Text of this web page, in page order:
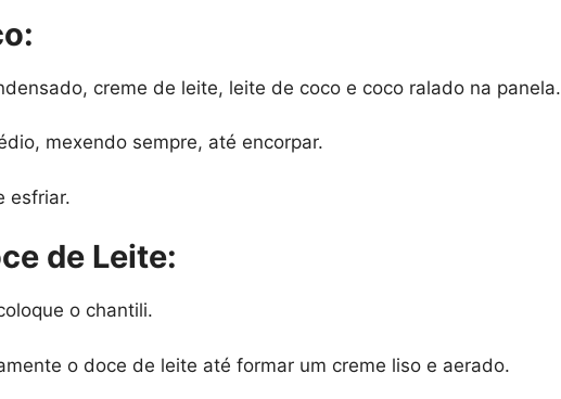
creme de leite, leite de coco e coco ralado na panela.
mexendo sempre, até encorpar.
esfriar.
de Leite:
o chantili.
o doce de leite até formar um creme liso e aerado.